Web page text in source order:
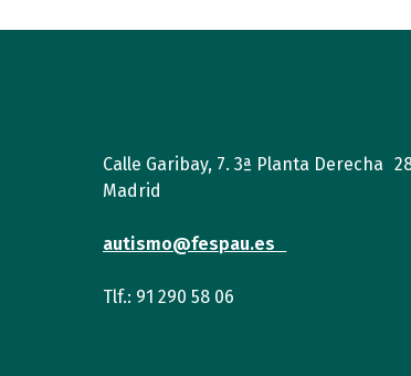
Calle Garibay, 7. 3ª Planta Derecha
Madrid
autismo@fespau.es
Tlf.: 91 290 58 06